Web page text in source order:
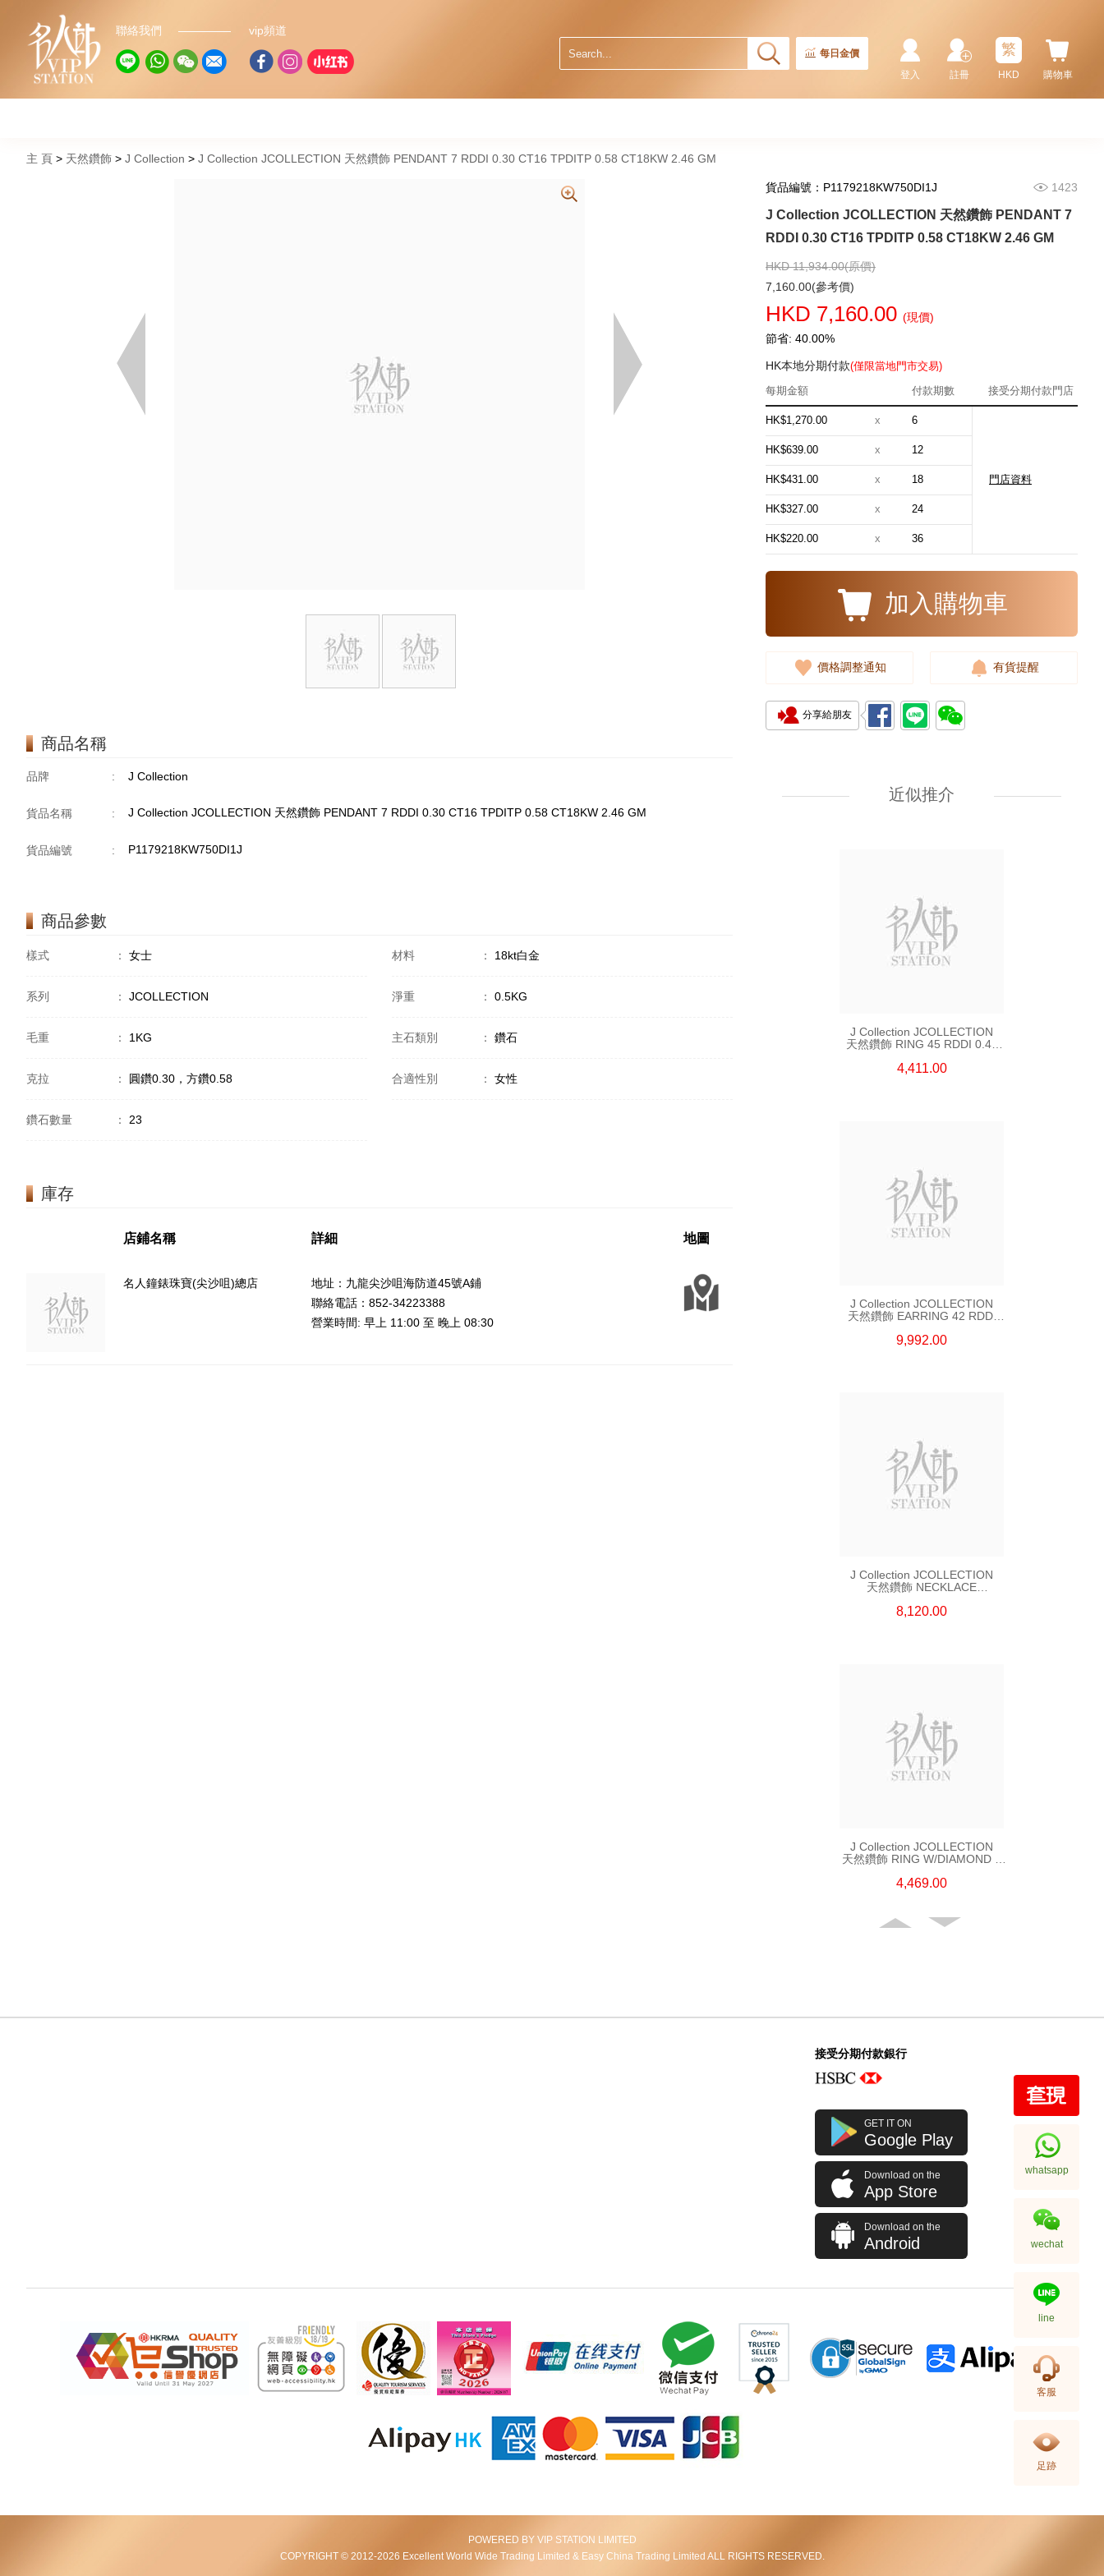
聯絡我們 vip頻道
每日金價
購物車
繁
HKD
註冊
登入
主 頁 天然鑽飾 J Collection J Collection JCOLLECTION 天然鑽飾 PENDANT 7 RDDI 0.30 CT16 TPDITP 0.58 CT18KW 2.46 GM
商品名稱
品牌 : J Collection
貨品名稱 : J Collection JCOLLECTION 天然鑽飾 PENDANT 7 RDDI 0.30 CT16 TPDITP 0.58 CT18KW 2.46 GM
貨品編號 : P1179218KW750DI1J
商品參數
樣式 ： 女士 材料 ： 18kt白金
系列 ： JCOLLECTION 淨重 ： 0.5KG
毛重 ： 1KG 主石類別 ： 鑽石
克拉 ： 圓鑽0.30，方鑽0.58 合適性別 ： 女性
鑽石數量 ： 23
庫存
店鋪名稱 詳細 地圖
名人鐘錶珠寶(尖沙咀)總店
地址：九龍尖沙咀海防道45號A鋪
聯絡電話：852-34223388
營業時間: 早上 11:00 至 晚上 08:30
貨品編號：P1179218KW750DI1J 1423
J Collection JCOLLECTION 天然鑽飾 PENDANT 7
RDDI 0.30 CT16 TPDITP 0.58 CT18KW 2.46 GM
HKD 11,934.00(原價)
7,160.00(參考價)
HKD 7,160.00 (現價)
節省: 40.00%
HK本地分期付款(僅限當地門市交易)
每期金額
付款期數 接受分期付款門店
HK$1,270.00 x 6
門店資料
HK$639.00 x 12
HK$431.00 x 18
HK$327.00 x 24
HK$220.00 x 36
加入購物車
價格調整通知 有貨提醒
分享給朋友
近似推介
J Collection JCOLLECTION
天然鑽飾 NECKLACE
W/DIAMOND 1 RDDI 0.10
J Collection JCOLLECTION
RDDI 0.32 CT18KR 2.14 GM
(EU52)
3,545.00
18KW 4.50 GM (Head 6.5mm)
3,764.00
J Collection JCOLLECTION
天然鑽飾 RING 45 RDDI 0.48
4,411.00
J Collection JCOLLECTION
天然鑽飾 EARRING 42 RDDI
9,992.00
J Collection JCOLLECTION
天然鑽飾 NECKLACE
CT58 RDDI 0.66 CT4 TPDITAPA
8,120.00
J Collection JCOLLECTION
天然鑽飾 RING W/DIAMOND 5
CT18KR 2.62 GM (EUR 55)
4,469.00
J Collection JCOLLECTION
天然鑽飾 RING W/DIAMOND 70
RDDI 0.63 CT18KW 4.45 GM
(CZ)
7,114.00
接受分期付款銀行
GET IT ON
Google Play
Download on the
App Store
Download on the
Android
POWERED BY VIP STATION LIMITED
COPYRIGHT © 2012-2026 Excellent World Wide Trading Limited & Easy China Trading Limited ALL RIGHTS RESERVED.
whatsapp
wechat
line
客服
足跡